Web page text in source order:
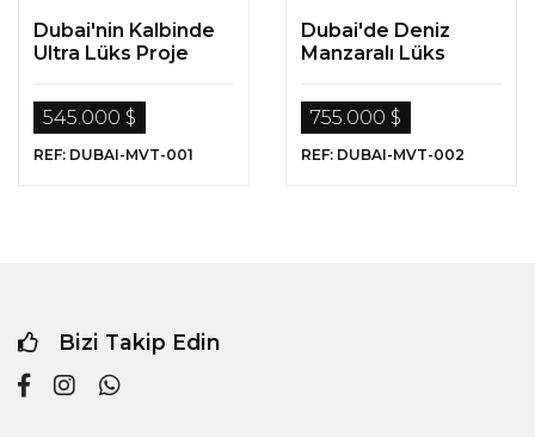
Dubai'nin Kalbinde
Ultra Lüks Proje
545.000 $
REF: DUBAI-MVT-001
Dubai'de Deniz
Manzaralı Lüks
755.000 $
REF: DUBAI-MVT-002
Bizi Takip Edin